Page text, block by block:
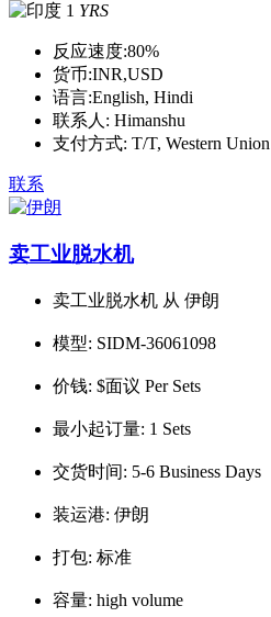
1 YRS
反应速度:80%
货币:INR,USD
语言:English, Hindi
联系人: Himanshu
支付方式: T/T, Western Union
联系
卖工业脱水机
卖工业脱水机 从 伊朗
模型: SIDM-36061098
价钱: $面议 Per Sets
最小起订量: 1 Sets
交货时间: 5-6 Business Days
装运港: 伊朗
打包: 标准
容量: high volume